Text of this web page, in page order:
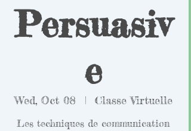
Persuasiv
e
Wed, Oct 08
  |
Classe Virtuelle
Les techniques de communication